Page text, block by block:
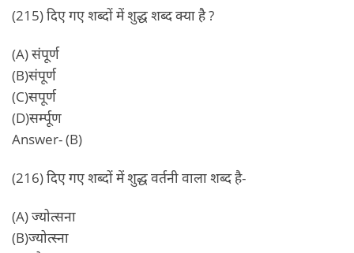
(215) दिए गए शब्दों में शुद्ध शब्द क्या है ?
(A) संपूर्ण
(B)संपूर्ण
(C)सपूर्ण
(D)सर्म्पूण
Answer- (B)
(216) दिए गए शब्दों में शुद्ध वर्तनी वाला शब्द है-
(A) ज्योत्सना
(B)ज्योत्स्ना